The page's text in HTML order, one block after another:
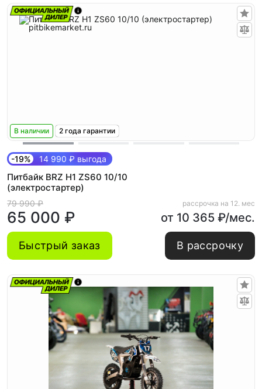
В наличии 2 года гарантии
-19% 14 990 ₽ выгода
Питбайк BRZ H1 ZS60 10/10
(электростартер)
79 990 ₽
65 000 ₽
рассрочка на 12. мес
от 10 365 ₽/мес.
Быстрый заказ В рассрочку